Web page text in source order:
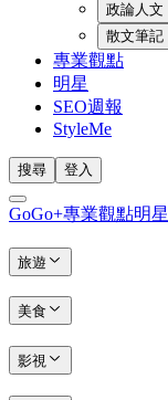
政論人文
散文筆記
專業觀點
明星
SEO週報
StyleMe
搜尋 登入
GoGo+專業觀點明星
旅遊
美食
影視